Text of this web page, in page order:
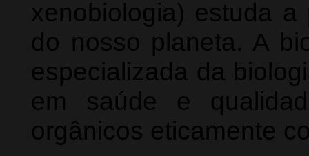
xenobiologia) estuda
do nosso planeta. A
especializada da
em saúde e
orgânicos eticamente